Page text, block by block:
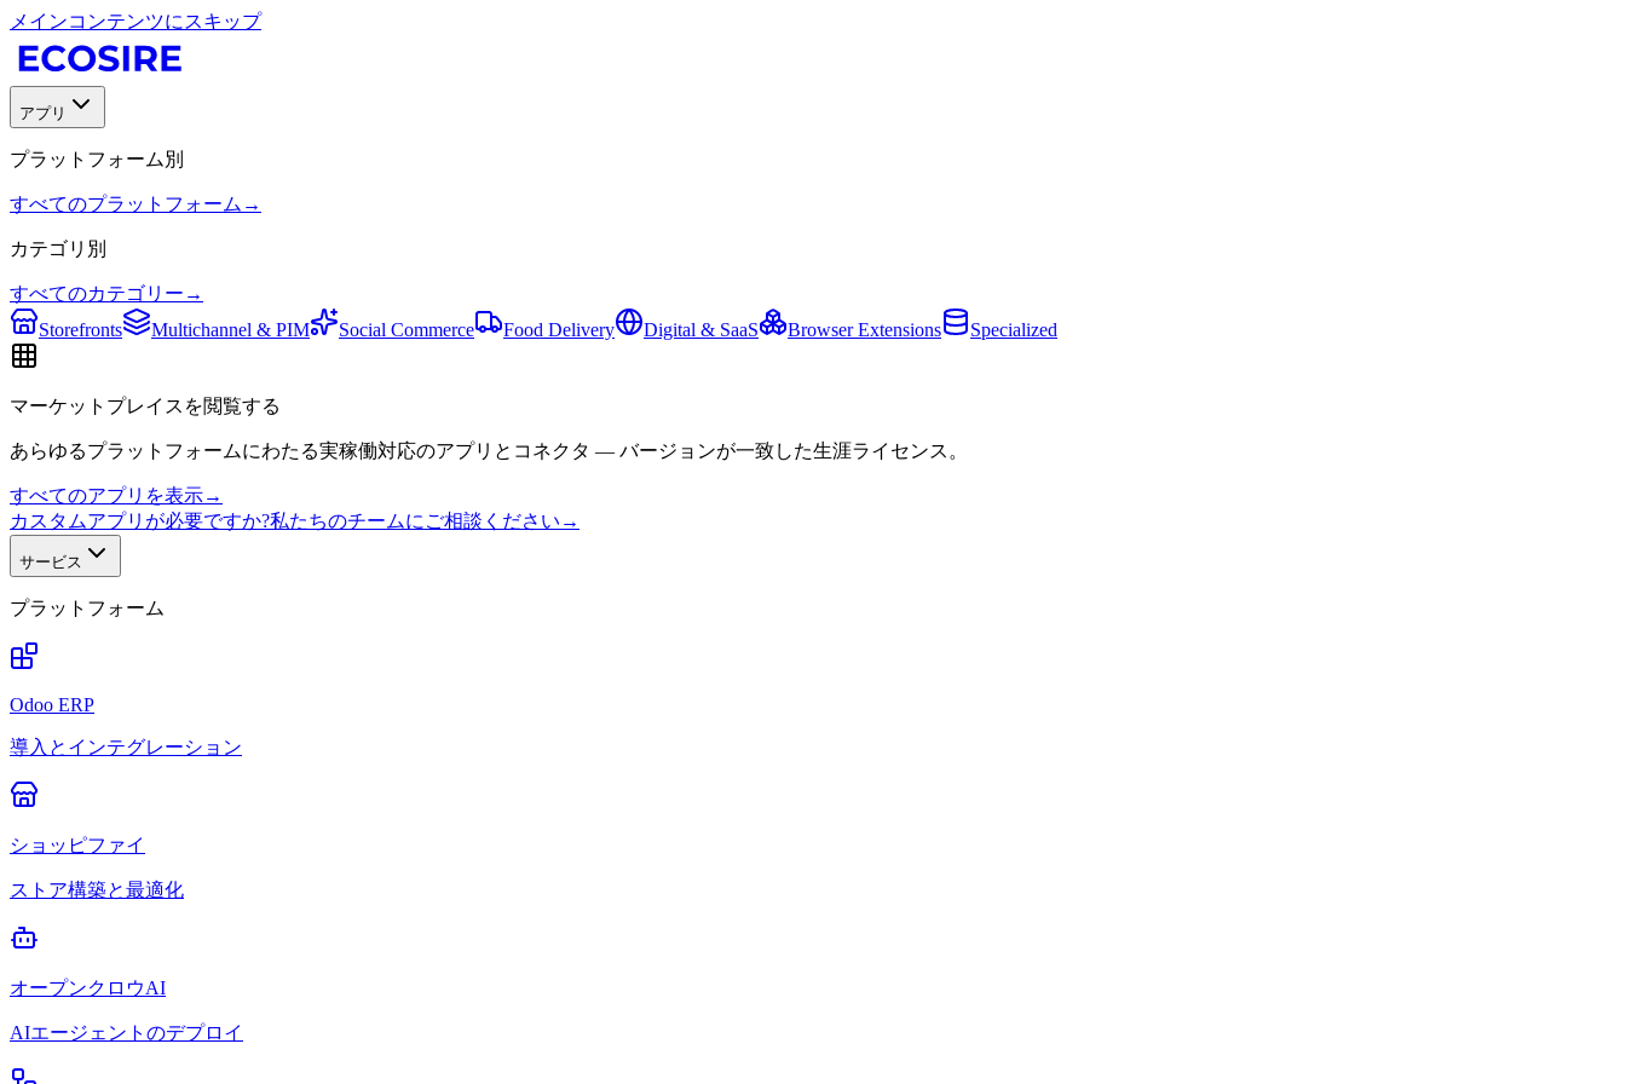
メインコンテンツにスキップ
アプリ
プラットフォーム別
すべてのプラットフォーム →
カテゴリ別
すべてのカテゴリー →
Storefronts
Multichannel & PIM Social Commerce Food Delivery Digital & SaaS Browser Extensions Specialized
マーケットプレイスを閲覧する
あらゆるプラットフォームにわたる実稼働対応のアプリとコネクタ — バージョンが一致した生涯ライセンス。
すべてのアプリを表示→
カスタムアプリが必要ですか?私たちのチームにご相談ください →
サービス
プラットフォーム
Odoo ERP
導入とインテグレーション
ショッピファイ
ストア構築と最適化
オープンクロウAI
AIエージェントのデプロイ